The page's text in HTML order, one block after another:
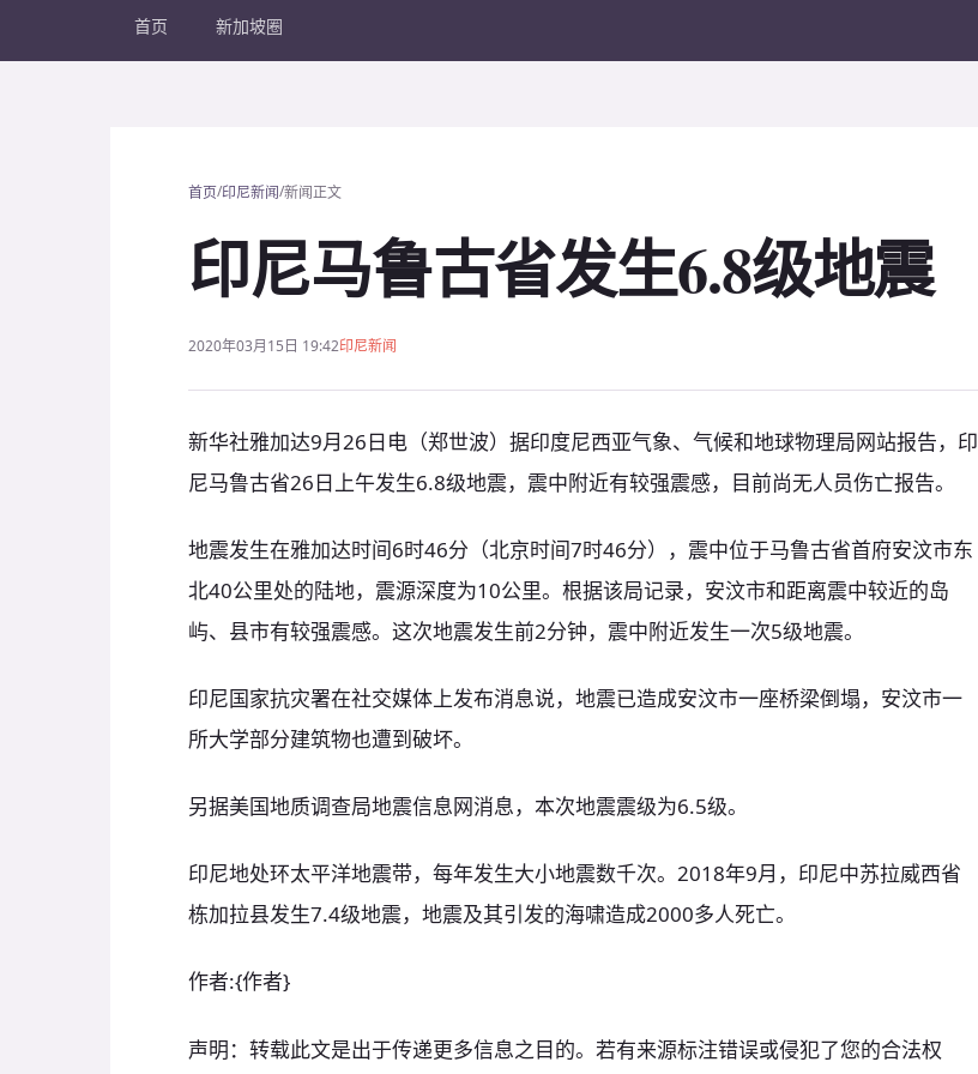
首页 新加坡圈
首页/印尼新闻/新闻正文
印尼马鲁古省发生6.8级地震
2020年03月15日 19:42印尼新闻
新华社雅加达9月26日电（郑世波）据印度尼西亚气象、气候和地球物理局网站报告，印
尼马鲁古省26日上午发生6.8级地震，震中附近有较强震感，目前尚无人员伤亡报告。
地震发生在雅加达时间6时46分（北京时间7时46分），震中位于马鲁古省首府安汶市东
北40公里处的陆地，震源深度为10公里。根据该局记录，安汶市和距离震中较近的岛
屿、县市有较强震感。这次地震发生前2分钟，震中附近发生一次5级地震。
印尼国家抗灾署在社交媒体上发布消息说，地震已造成安汶市一座桥梁倒塌，安汶市一
所大学部分建筑物也遭到破坏。
另据美国地质调查局地震信息网消息，本次地震震级为6.5级。
印尼地处环太平洋地震带，每年发生大小地震数千次。2018年9月，印尼中苏拉威西省
栋加拉县发生7.4级地震，地震及其引发的海啸造成2000多人死亡。
作者:{作者}
声明：转载此文是出于传递更多信息之目的。若有来源标注错误或侵犯了您的合法权